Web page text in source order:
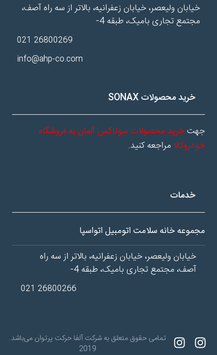
خیابان ولیعصر، خیابان زعفرانیه، بالاتر از سه راه آصف،
مجتمع تجاری بامیک، طبقه 4-
26800269 021
info@ahp-co.com
خرید محصولات SONAX
جهتخرید محصولات سوناکس آلمان به فروشگاه
خودروکالا مراجعه کنید.
خدمات
مجموعه خانه سلامت اتومبیل اتواسپا
خیابان ولیعصر، خیابان زعفرانیه، بالاتر از سه راه
آصف، مجتمع تجاری بامیک، طبقه 4-
26800266 021
تمامی حقوق متعلق به شرکت آلفا حرکت پرتوان می‌باشد.
2019